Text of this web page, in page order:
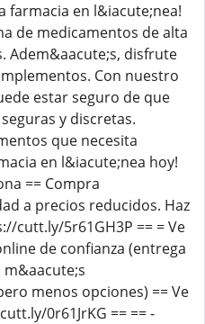
farmacia en l&iacute;nea!
de medicamentos de alta
Adem&aacute;s, disfrute
Con nuestro
estar seguro de que
y discretas.
que necesita
en l&iacute;nea hoy!
== Compra
a precios reducidos. Haz
cutt.ly/5r61GH3P == = Ve
de confianza (entrega
menos opciones) == Ve
0r61JrKG == == -